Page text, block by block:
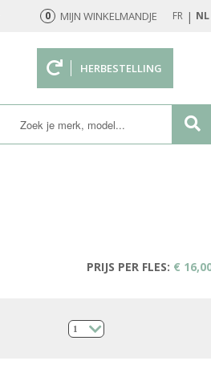
0 MIJN WINKELMANDJE FR | NL
HERBESTELLING
PRIJS PER FLES: €
1